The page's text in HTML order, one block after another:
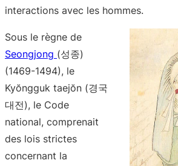
interactions avec les hommes.
Sous le règne de
Seongjong (성종)
(1469-1494), le
Kyŏngguk taejŏn (경국
대전), le Code
national, comprenait
des lois strictes
concernant la